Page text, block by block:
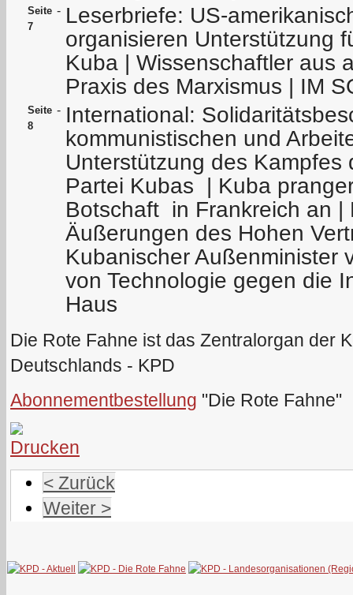
Seite
7
- Leserbriefe: US-
organisieren Unterstützung
Kuba | Wissenschaftler aus
Praxis des Marxismus | IM
Seite
8
- International:
kommunistischen und
Unterstützung des Kampfes
Partei Kubas | Kuba
Botschaft in Frankreich an |
Äußerungen des Hohen
Kubanischer Außenminister
von Technologie gegen die
Haus
Die Rote Fahne ist das Zentralorgan der
Deutschlands - KPD
Abonnementbestellung "Die Rote Fahne"
< Zurück
Weiter >